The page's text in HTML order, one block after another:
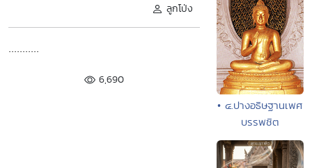
ลูกโป่ง
...........
6,690
• ๔.ปางอธิษฐานเพศ
บรรพชิต